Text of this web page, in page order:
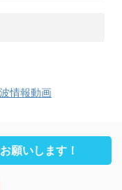
情報動画
願いします！